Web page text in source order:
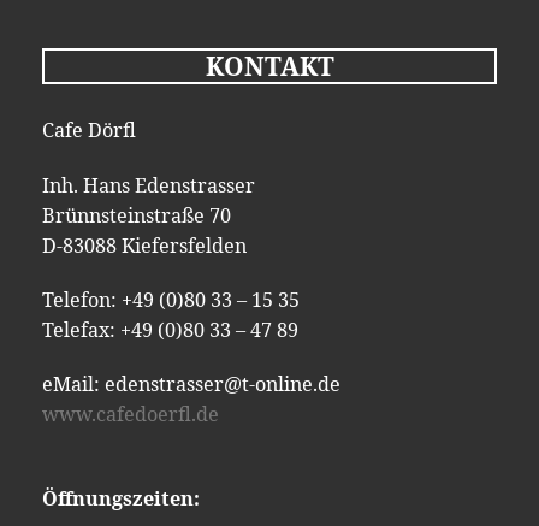
KONTAKT
Cafe Dörfl
Inh. Hans Edenstrasser
Brünnsteinstraße 70
D-83088 Kiefersfelden
Telefon: +49 (0)80 33 – 15 35
Telefax: +49 (0)80 33 – 47 89
eMail: edenstrasser@t-online.de
www.cafedoerfl.de
Öffnungszeiten: